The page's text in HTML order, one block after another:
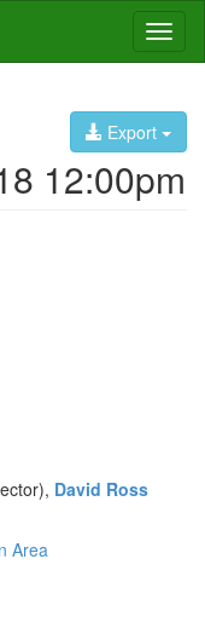
Export
12:00pm
David Ross
Area